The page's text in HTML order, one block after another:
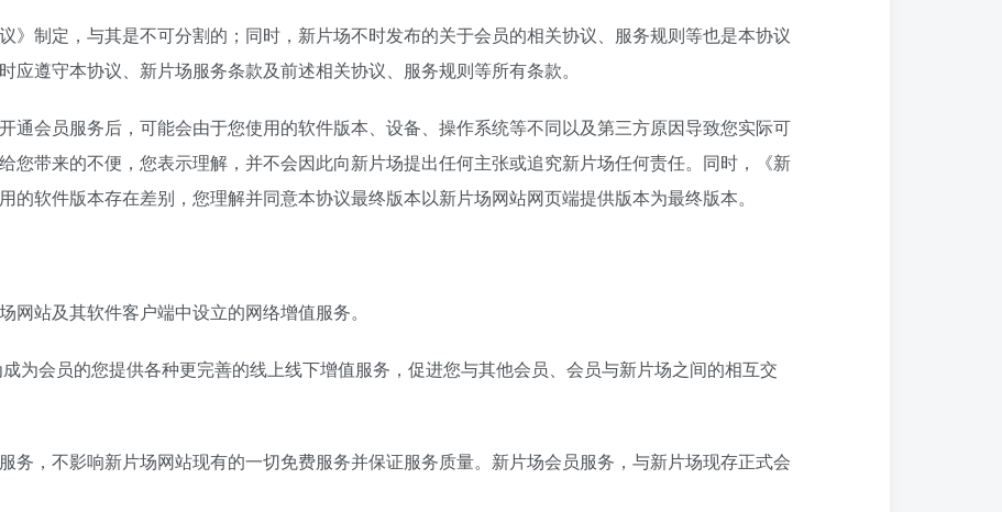
》制定，与其是不可分割的；同时，新片场不时发布的关于会员的相关协议、服务规则等也是本协议
应遵守本协议、新片场服务条款及前述相关协议、服务规则等所有条款。
通会员服务后，可能会由于您使用的软件版本、设备、操作系统等不同以及第三方原因导致您实际可
您带来的不便，您表示理解，并不会因此向新片场提出任何主张或追究新片场任何责任。同时，《新
的软件版本存在差别，您理解并同意本协议最终版本以新片场网站网页端提供版本为最终版本。
网站及其软件客户端中设立的网络增值服务。
成为会员的您提供各种更完善的线上线下增值服务，促进您与其他会员、会员与新片场之间的相互交
务，不影响新片场网站现有的一切免费服务并保证服务质量。新片场会员服务，与新片场现存正式会